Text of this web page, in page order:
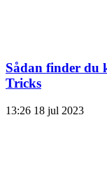
Sådan finder du
Tricks
13:26 18 jul 2023